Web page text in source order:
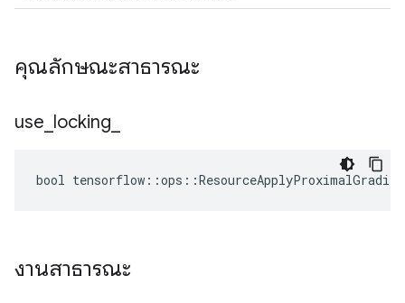
คุณลักษณะสาธารณะ
use locking
bool
งานสาธารณะ